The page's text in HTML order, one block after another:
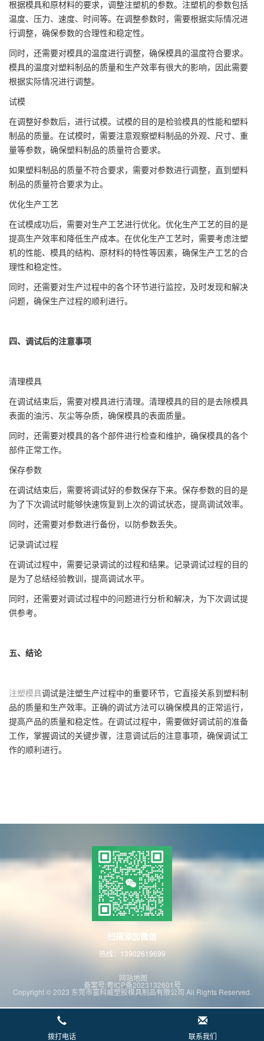
根据模具和原材料的要求，调整注塑机的参数。注塑机的参数包括
温度、压力、速度、时间等。在调整参数时，需要根据实际情况进
行调整，确保参数的合理性和稳定性。
同时，还需要对模具的温度进行调整，确保模具的温度符合要求。
模具的温度对塑料制品的质量和生产效率有很大的影响，因此需要
根据实际情况进行调整。
试模
在调整好参数后，进行试模。试模的目的是检验模具的性能和塑料
制品的质量。在试模时，需要注意观察塑料制品的外观、尺寸、重
量等参数，确保塑料制品的质量符合要求。
如果塑料制品的质量不符合要求，需要对参数进行调整，直到塑料
制品的质量符合要求为止。
优化生产工艺
在试模成功后，需要对生产工艺进行优化。优化生产工艺的目的是
提高生产效率和降低生产成本。在优化生产工艺时，需要考虑注塑
机的性能、模具的结构、原材料的特性等因素，确保生产工艺的合
理性和稳定性。
同时，还需要对生产过程中的各个环节进行监控，及时发现和解决
问题，确保生产过程的顺利进行。
四、调试后的注意事项
清理模具
在调试结束后，需要对模具进行清理。清理模具的目的是去除模具
表面的油污、灰尘等杂质，确保模具的表面质量。
同时，还需要对模具的各个部件进行检查和维护，确保模具的各个
部件正常工作。
保存参数
在调试结束后，需要将调试好的参数保存下来。保存参数的目的是
为了下次调试时能够快速恢复到上次的调试状态，提高调试效率。
同时，还需要对参数进行备份，以防参数丢失。
记录调试过程
在调试过程中，需要记录调试的过程和结果。记录调试过程的目的
是为了总结经验教训，提高调试水平。
同时，还需要对调试过程中的问题进行分析和解决，为下次调试提
供参考。
五、结论
注塑模具调试是注塑生产过程中的重要环节，它直接关系到塑料制
品的质量和生产效率。正确的调试方法可以确保模具的正常运行，
提高产品的质量和稳定性。在调试过程中，需要做好调试前的准备
工作，掌握调试的关键步骤，注意调试后的注意事项，确保调试工
作的顺利进行。
扫描添加微信
热线：13902619699
拨打电话 联系我们
网站地图
备案号:粤ICP备2023132601号
Copyright © 2023 东莞市富科威塑胶模具制品有限公司 All Rights Reserved.